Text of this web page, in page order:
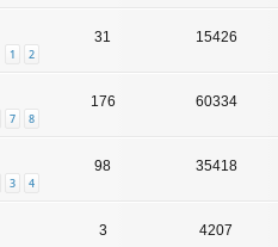
1 2
31 15426
7 8
176 60334
3 4
98 35418
3 4207